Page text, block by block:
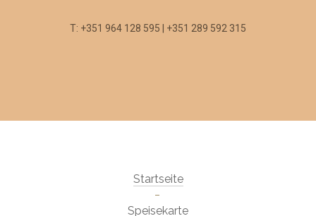
T: +351 964 128 595 | +351 289 592 315
Startseite
Speisekarte